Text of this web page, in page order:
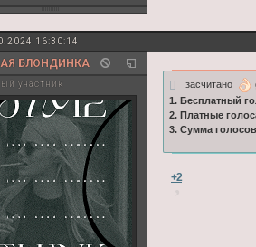
16:30:14
БЛОНДИНКА
участник засчитано
1. Бесплатный
2. Платные
3. Сумма
+2